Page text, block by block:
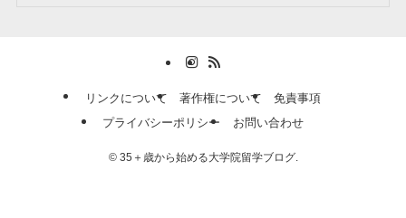
リンクについて 著作権について
免責事項
プライバシーポリシー
お問い合わせ
©35＋歳から始める大学院留学ブログ.